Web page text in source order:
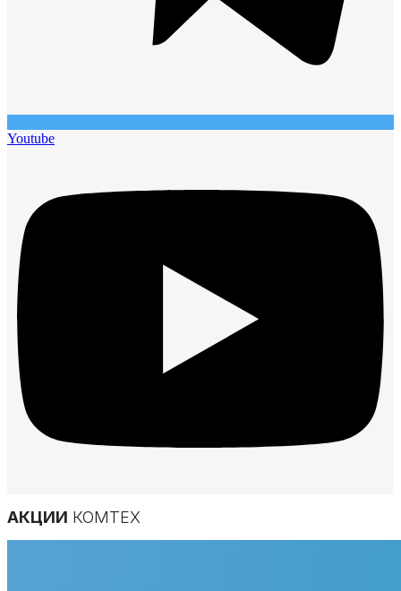
Youtube
АКЦИИ КОМТЕХ